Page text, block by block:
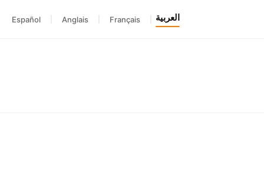
العربية Français
Anglais
Español